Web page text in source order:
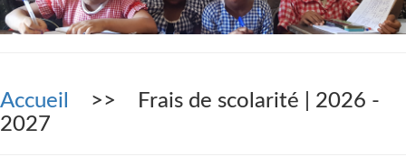
Accueil
>> Frais de scolarité | 2026 -
2027